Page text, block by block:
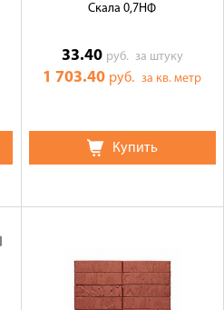
Скала 0,7НФ
33.40 руб. за штуку
1 703.40 руб.за кв. метр
Купить